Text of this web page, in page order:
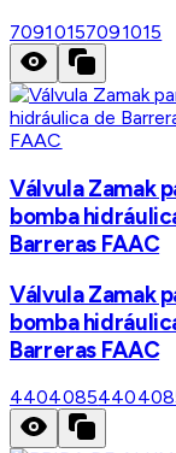
70910157091015
FAAC
Válvula Zamak
bomba
Barreras FAAC
Válvula Zamak
bomba
Barreras FAAC
4404085